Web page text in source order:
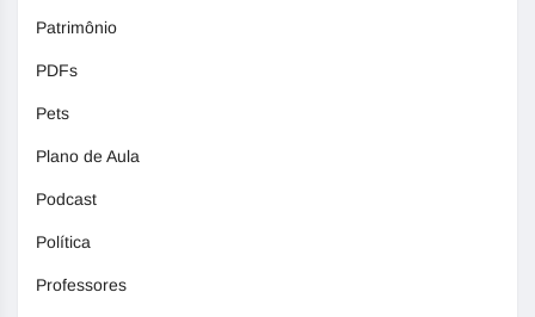
Patrimônio
PDFs
Pets
Plano de Aula
Podcast
Política
Professores